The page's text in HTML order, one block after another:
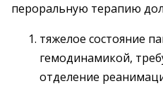
пероральную терапию
тяжелое состояние
гемодинамикой,
отделение